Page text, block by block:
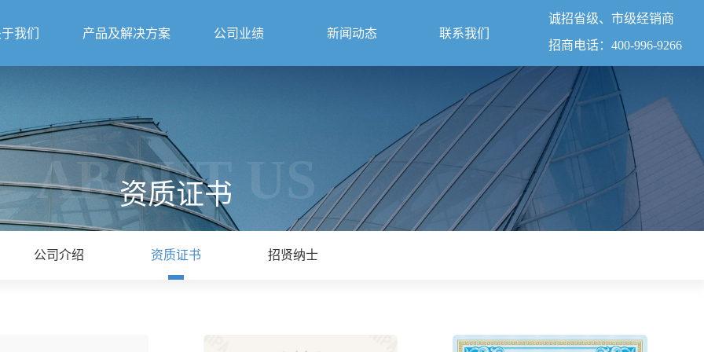
诚招省级、市级经销商
招商电话：400-996-9266
我们 产品及解决方案 公司业绩 新闻动态 联系我们
资质证书
ABOUT US
公司介绍 资质证书 招贤纳士